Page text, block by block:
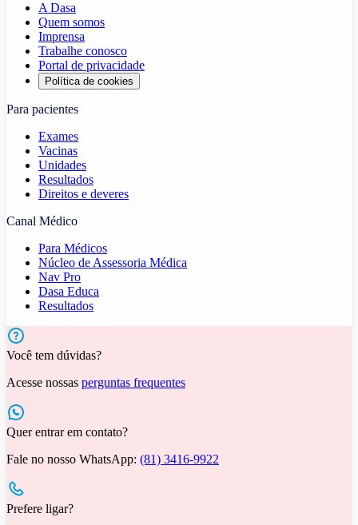
A Dasa
Quem somos
Imprensa
Trabalhe conosco
Portal de privacidade
Política de cookies
Para pacientes
Exames
Vacinas
Unidades
Resultados
Direitos e deveres
Canal Médico
Para Médicos
Núcleo de Assessoria Médica
Nav Pro
Dasa Educa
Resultados
Você tem dúvidas?
Acesse nossas perguntas frequentes
Quer entrar em contato?
Fale no nosso WhatsApp: (81) 3416-9922
Prefere ligar?